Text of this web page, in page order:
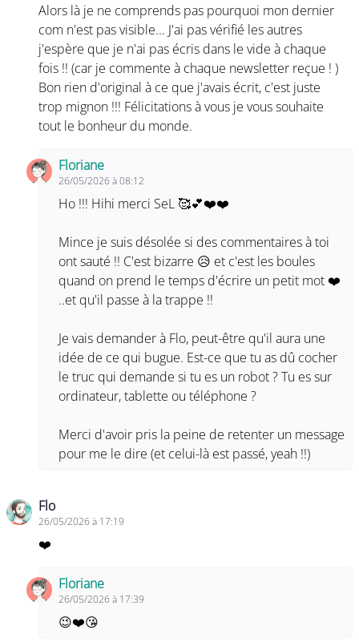
Alors là je ne comprends pas pourquoi mon dernier
com n'est pas visible... J'ai pas vérifié les autres
j'espère que je n'ai pas écris dans le vide à chaque
fois !! (car je commente à chaque newsletter reçue ! )
Bon rien d'original à ce que j'avais écrit, c'est juste
trop mignon !!! Félicitations à vous je vous souhaite
tout le bonheur du monde.
Floriane
26/05/2026 à 08:12
Ho !!! Hihi merci SeL 🥰💕❤️❤️
Mince je suis désolée si des commentaires à toi
ont sauté !! C'est bizarre 😥 et c'est les boules
quand on prend le temps d'écrire un petit mot ❤️
..et qu'il passe à la trappe !!
Je vais demander à Flo, peut-être qu'il aura une
idée de ce qui bugue. Est-ce que tu as dû cocher
le truc qui demande si tu es un robot ? Tu es sur
ordinateur, tablette ou téléphone ?
Merci d'avoir pris la peine de retenter un message
pour me le dire (et celui-là est passé, yeah !!)
Flo
26/05/2026 à 17:19
❤️
Floriane
26/05/2026 à 17:39
😉❤️😘